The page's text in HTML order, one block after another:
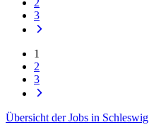
2
3
1
2
3
Übersicht der Jobs in Schleswig